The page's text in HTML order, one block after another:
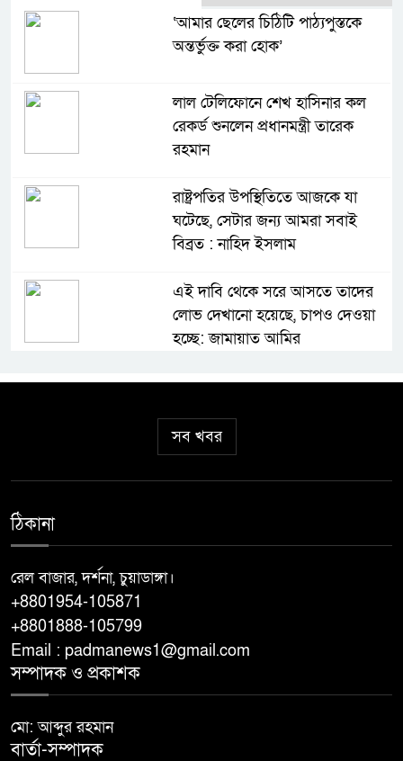
‘আমার ছেলের চিঠিটি পাঠ্যপুস্তকে
অন্তর্ভুক্ত করা হোক’
লাল টেলিফোনে শেখ হাসিনার কল
রেকর্ড শুনলেন প্রধানমন্ত্রী তারেক
রহমান
রাষ্ট্রপতির উপস্থিতিতে আজকে যা
ঘটেছে, সেটার জন্য আমরা সবাই
বিব্রত : নাহিদ ইসলাম
এই দাবি থেকে সরে আসতে তাদের
লোভ দেখানো হয়েছে, চাপও দেওয়া
হচ্ছে: জামায়াত আমির
গণঅভ্যুত্থান দিবসে চুয়াডাঙ্গায়
আলোচনায় শরীফুজ্জামান শরীফ
এককালের আপোষহীন বিএনপি এখন
আপনার মতো ১০-২০ জন সভাপতির
ট্রাক রাখার মামলায় সাবেক আমলা
সব খবর
ঠিকানা
রেল বাজার, দর্শনা, চুয়াডাঙ্গা।
+8801954-105871
+8801888-105799
Email : padmanews1@gmail.com
সম্পাদক ও প্রকাশক
মো: আব্দুর রহমান
বার্তা-সম্পাদক